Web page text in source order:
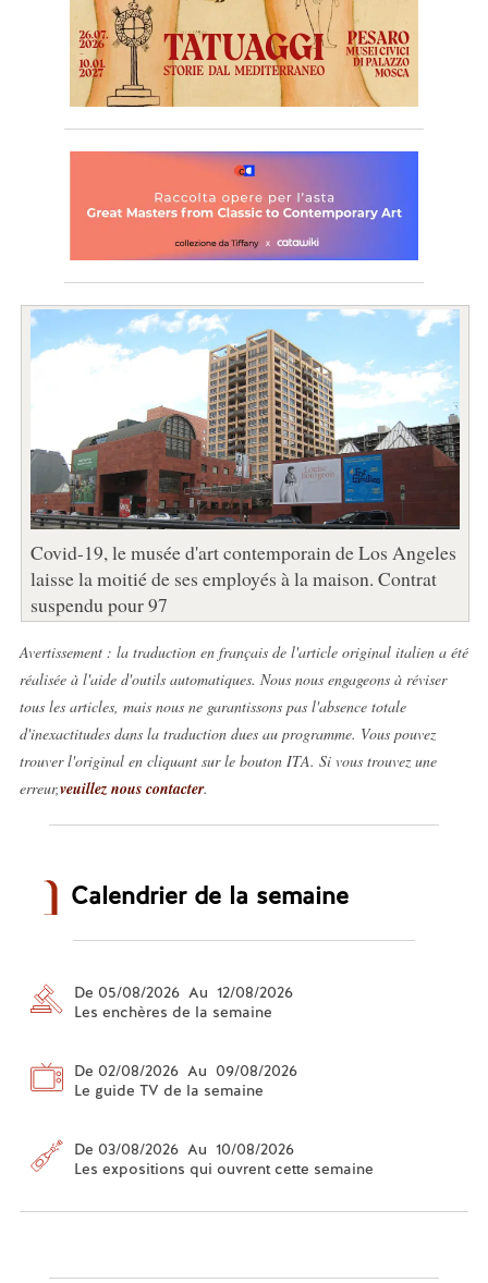
Covid-19, le musée d'art contemporain de Los Angeles
laisse la moitié de ses employés à la maison. Contrat
suspendu pour 97
Avertissement : la traduction en français de l'article original italien a été
réalisée à l'aide d'outils automatiques. Nous nous engageons à réviser
tous les articles, mais nous ne garantissons pas l'absence totale
d'inexactitudes dans la traduction dues au programme. Vous pouvez
trouver l'original en cliquant sur le bouton ITA. Si vous trouvez une
erreur,veuillez nous contacter.
Calendrier de la semaine
De 05/08/2026 Au 12/08/2026
Les enchères de la semaine
De 02/08/2026 Au 09/08/2026
Le guide TV de la semaine
De 03/08/2026 Au 10/08/2026
Les expositions qui ouvrent cette semaine